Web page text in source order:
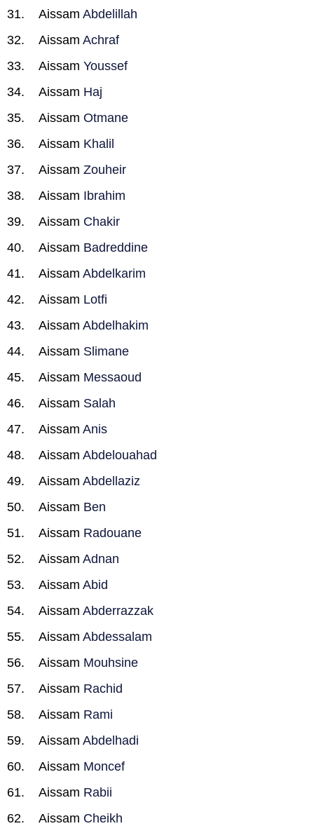
Aissam Abdelillah
Aissam Achraf
Aissam Youssef
Aissam Haj
Aissam Otmane
Aissam Khalil
Aissam Zouheir
Aissam Ibrahim
Aissam Chakir
Aissam Badreddine
Aissam Abdelkarim
Aissam Lotfi
Aissam Abdelhakim
Aissam Slimane
Aissam Messaoud
Aissam Salah
Aissam Anis
Aissam Abdelouahad
Aissam Abdellaziz
Aissam Ben
Aissam Radouane
Aissam Adnan
Aissam Abid
Aissam Abderrazzak
Aissam Abdessalam
Aissam Mouhsine
Aissam Rachid
Aissam Rami
Aissam Abdelhadi
Aissam Moncef
Aissam Rabii
Aissam Cheikh